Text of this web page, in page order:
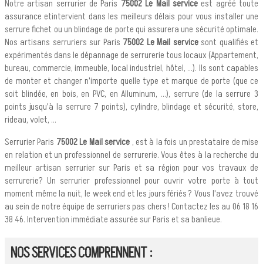
Notre artisan serrurier de Paris 75002 Le Mail serviceest agréé toute
assurance etintervient dans les meilleurs délais pour vous installer une
serrure fichet ou un blindage de porte qui assurera une sécurité optimale.
Nos artisans serruriers sur Paris 75002 Le Mail servicesont qualifiés et
expérimentés dans le dépannage de serrurerie tous locaux (Appartement,
bureau, commercie, immeuble, local industriel, hôtel, ...). Ils sont capables
de monter et changer n'importe quelle type et marque de porte (que ce
soit blindée, en bois, en PVC, en Alluminum, ...), serrure (de la serrure 3
points jusqu'à la serrure 7 points), cylindre, blindage et sécurité, store,
rideau, volet, ...
Serrurier Paris 75002 Le Mail service , est à la fois un prestataire de mise
en relation et un professionnel de serrurerie. Vous êtes à la recherche du
meilleur artisan serrurier sur Paris et sa région pour vos travaux de
serrurerie? Un serrurier professionnel pour ouvrir votre porte à tout
moment même la nuit, le week end et les jours fériés ? Vous l'avez trouvé
au sein de notre équipe de serruriers pas chers ! Contactez les au 06 18 16
38 46. Intervention immédiate assurée sur Paris et sa banlieue.
NOS SERVICES COMPRENNENT :